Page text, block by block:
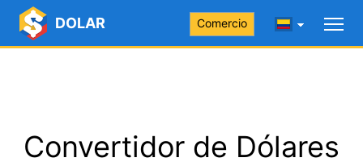
DOLAR Comercio
Convertidor de Dólares